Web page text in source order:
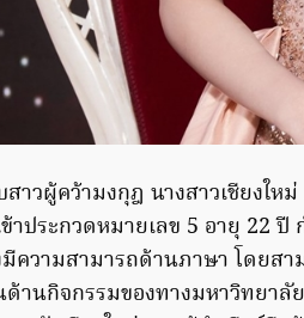
สาวผู้คว้ามงกุฎ นางสาวเชียงใ
าประกวดหมายเลข 5 อายุ 22
มีความสามารถด้านภาษา โดยส
ด้านกิจกรรมของทางมหาวิทยา